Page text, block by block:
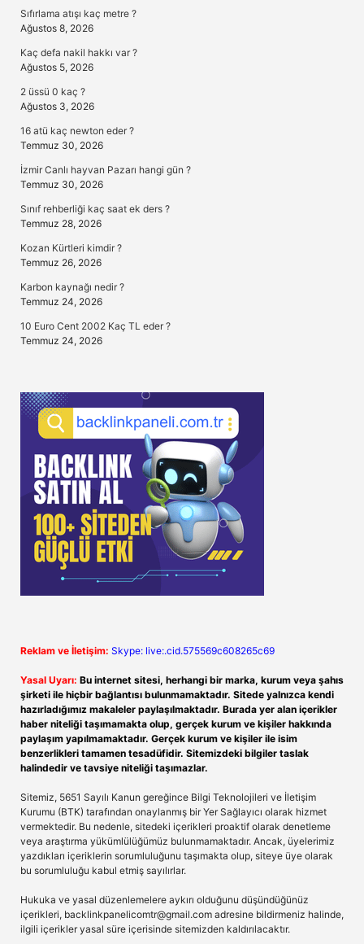
Sıfırlama atışı kaç metre ?
Ağustos 8, 2026
Kaç defa nakil hakkı var ?
Ağustos 5, 2026
2 üssü 0 kaç ?
Ağustos 3, 2026
16 atü kaç newton eder ?
Temmuz 30, 2026
İzmir Canlı hayvan Pazarı hangi gün ?
Temmuz 30, 2026
Sınıf rehberliği kaç saat ek ders ?
Temmuz 28, 2026
Kozan Kürtleri kimdir ?
Temmuz 26, 2026
Karbon kaynağı nedir ?
Temmuz 24, 2026
10 Euro Cent 2002 Kaç TL eder ?
Temmuz 24, 2026
Reklam ve İletişim: Skype: live:.cid.575569c608265c69
Yasal Uyarı: Bu internet sitesi, herhangi bir marka, kurum veya şahıs
şirketi ile hiçbir bağlantısı bulunmamaktadır. Sitede yalnızca kendi
hazırladığımız makaleler paylaşılmaktadır. Burada yer alan içerikler
haber niteliği taşımamakta olup, gerçek kurum ve kişiler hakkında
paylaşım yapılmamaktadır. Gerçek kurum ve kişiler ile isim
benzerlikleri tamamen tesadüfidir. Sitemizdeki bilgiler taslak
halindedir ve tavsiye niteliği taşımazlar.
Sitemiz, 5651 Sayılı Kanun gereğince Bilgi Teknolojileri ve İletişim
Kurumu (BTK) tarafından onaylanmış bir Yer Sağlayıcı olarak hizmet
vermektedir. Bu nedenle, sitedeki içerikleri proaktif olarak denetleme
veya araştırma yükümlülüğümüz bulunmamaktadır. Ancak, üyelerimiz
yazdıkları içeriklerin sorumluluğunu taşımakta olup, siteye üye olarak
bu sorumluluğu kabul etmiş sayılırlar.
Hukuka ve yasal düzenlemelere aykırı olduğunu düşündüğünüz
içerikleri, backlinkpanelicomtr@gmail.com adresine bildirmeniz halinde,
ilgili içerikler yasal süre içerisinde sitemizden kaldırılacaktır.